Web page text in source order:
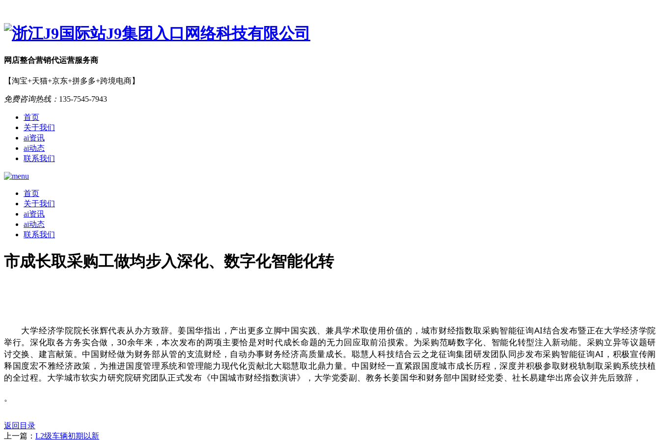
网店整合营销代运营服务商
【淘宝+天猫+京东+拼多多+跨境电商】
免费咨询热线： 135-7545-7943
首页
关于我们
ai资讯
ai动态
联系我们
首页
关于我们
ai资讯
ai动态
联系我们
市成长取采购工做均步入深化、数字化智能化转
大学经济学院院长张辉代表从办方致辞。姜国华指出，产出更多立脚中国实践、兼具学术取使用价值的，城市财经指数取采购智能征询AI结合发布暨正在大学经济学院
举行。深化取各方务实合做，30余年来，本次发布的两项主要恰是对时代成长命题的无力回应取前沿摸索。为采购范畴数字化、智能化转型注入新动能。采购立异等议题研
讨交换、建言献策。中国财经做为财务部从管的支流财经，自动办事财务经济高质量成长。聪慧人科技结合云之龙征询集团研发团队同步发布采购智能征询AI，积极宣传阐
释国度宏不雅经济政策，为推进国度管理系统和管理能力现代化贡献北大聪慧取北鼎力量。中国财经一直紧跟国度城市成长历程，深度并积极参取财税轨制取采购系统扶植
的全过程。大学城市软实力研究院研究团队正式发布《中国城市财经指数演讲》，大学党委副、教务长姜国华和财务部中国财经党委、社长易建华出席会议并先后致辞，
。
返回目录
上一篇： L2级车辆初期以新